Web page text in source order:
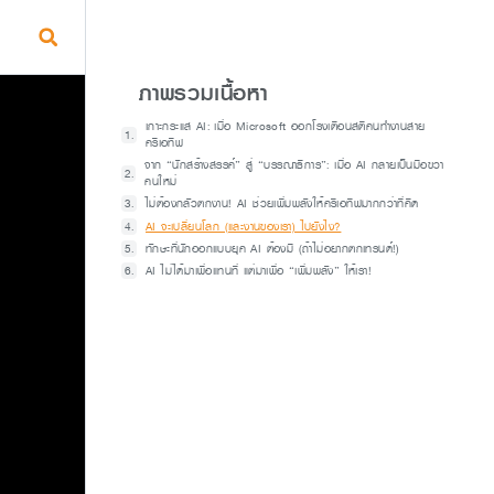
ภาพรวมเนื้อหา
เกาะกระแส AI: เมื่อ Microsoft ออกโรงเตือนสติคนทำงานสาย
ครีเอทีฟ
จาก “นักสร้างสรรค์” สู่ “บรรณาธิการ”: เมื่อ AI กลายเป็นมือขวา
คนใหม่
ไม่ต้องกลัวตกงาน! AI ช่วยเพิ่มพลังให้ครีเอทีฟมากกว่าที่คิด
AI จะเปลี่ยนโลก (และงานของเรา) ไปยังไง?
ทักษะที่นักออกแบบยุค AI ต้องมี (ถ้าไม่อยากตกเทรนด์!)
AI ไม่ได้มาเพื่อแทนที่ แต่มาเพื่อ “เพิ่มพลัง” ให้เรา!